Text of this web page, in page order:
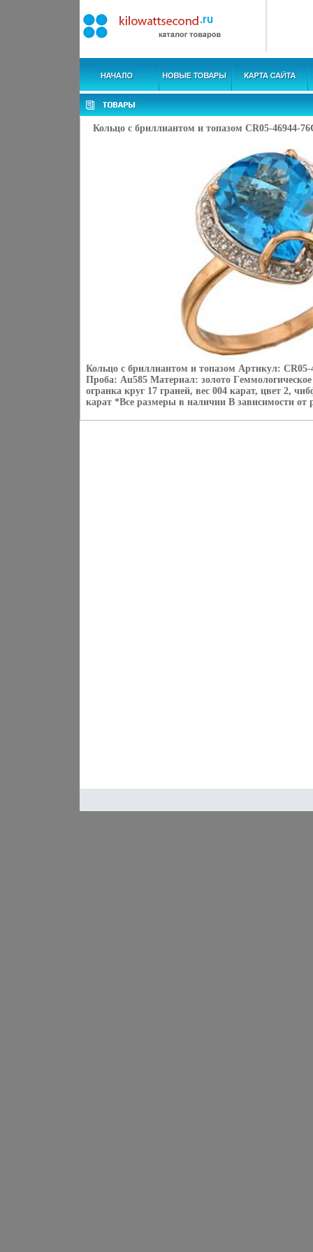
Кольцо с бриллиантом и топазом CR05-46944-
Кольцо с бриллиантом и топазом Артикул:
Проба: Au585 Материал: золото
огранка круг 17 граней, вес 004 карат, цвет 2,
карат *Все размеры в наличии В зависимости от